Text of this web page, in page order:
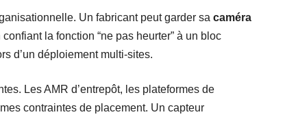
Un fabricant peut garder sa caméra
la fonction “ne pas heurter” à un bloc
d’un déploiement multi-sites.
Les AMR d’entrepôt, les plateformes de
contraintes de placement. Un capteur